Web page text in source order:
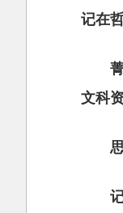
记在
文科